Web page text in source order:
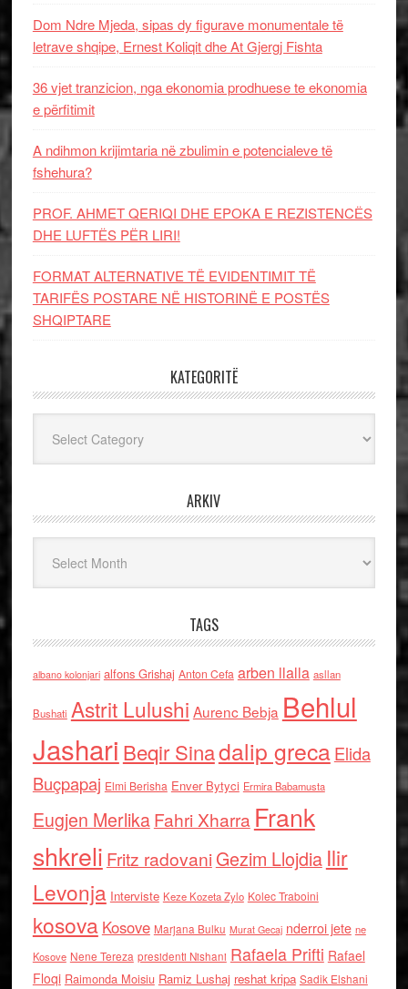
Dom Ndre Mjeda, sipas dy figurave monumentale të
letrave shqipe, Ernest Koliqit dhe At Gjergj Fishta
36 vjet tranzicion, nga ekonomia prodhuese te ekonomia
e përfitimit
A ndihmon krijimtaria në zbulimin e potencialeve të
fshehura?
PROF. AHMET QERIQI DHE EPOKA E REZISTENCЁS
DHE LUFTЁS PЁR LIRI!
FORMAT ALTERNATIVE TË EVIDENTIMIT TË
TARIFËS POSTARE NË HISTORINË E POSTËS
SHQIPTARE
KATEGORITË
ARKIV
TAGS
albano kolonjari alfons Grishaj Anton Cefa arben llalla asllan
Bushati Astrit Lulushi Aurenc Bebja Behlul
Jashari Beqir Sinadalip grecaElida
Buçpapaj Elmi Berisha Enver Bytyci Ermira Babamusta
Eugjen MerlikaFahri Xharra Frank
shkreli Fritz radovaniGezim Llojdia Ilir
Levonja Interviste Keze Kozeta Zylo Kolec Traboini
kosova Kosove Marjana Bulku Murat Gecaj nderroi jete ne
Kosove Nene Tereza presidenti Nishani Rafaela Prifti Rafael
Floqi Raimonda Moisiu Ramiz Lushaj reshat kripa Sadik Elshani